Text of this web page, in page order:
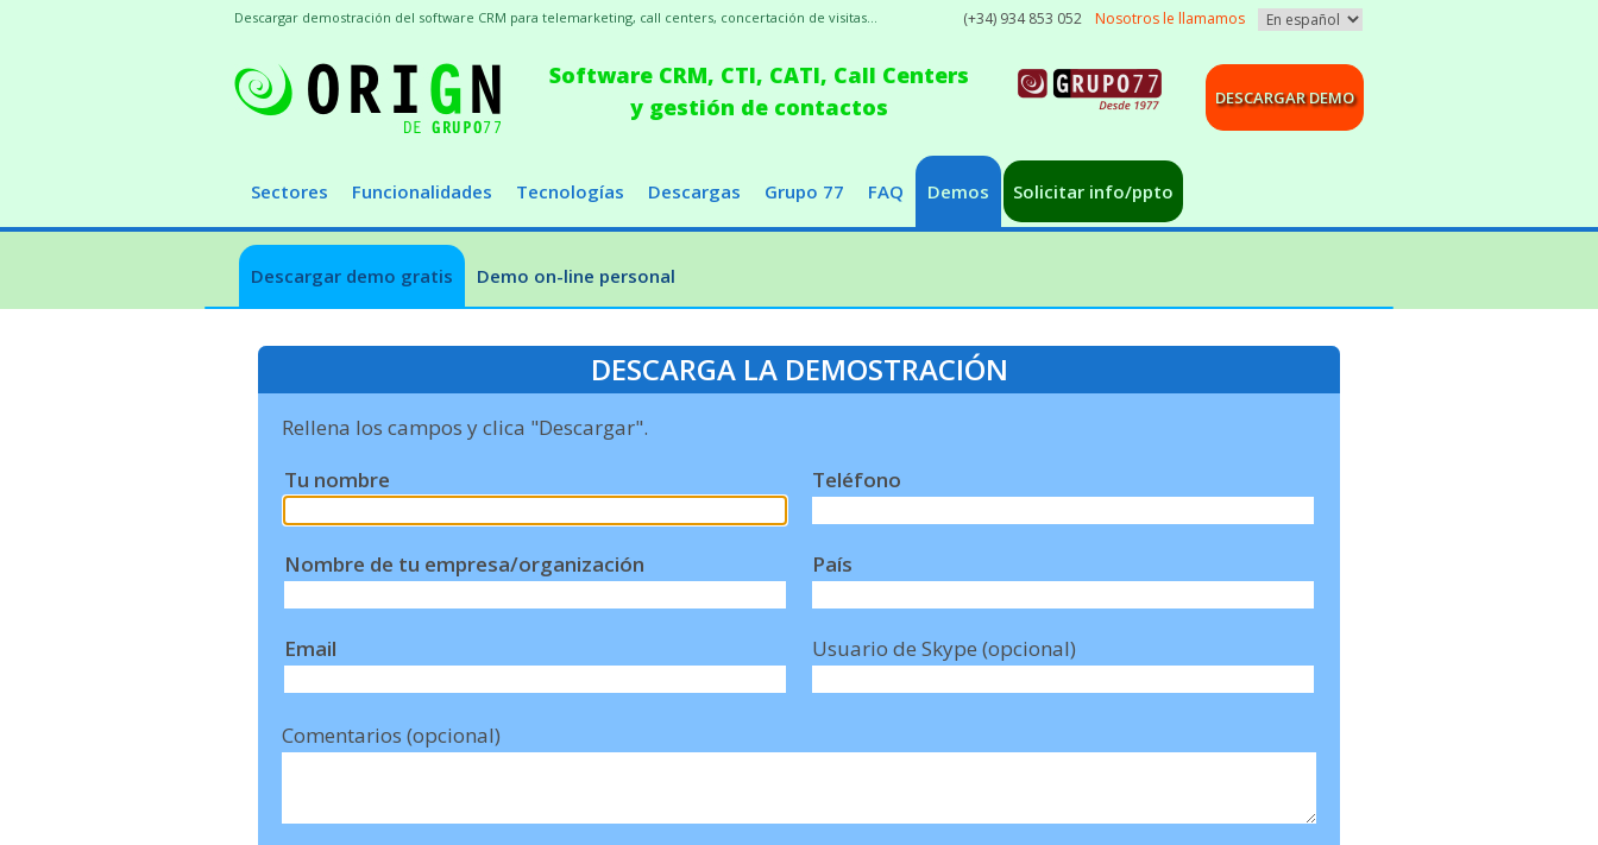
Software CRM, CTI, CATI, Call Centers
y gestión de contactos
(+34) 934 853 052 Nosotros le llamamos
DESCARGAR DEMO
Sectores Funcionalidades Tecnologías Descargas Grupo 77 FAQ Demos Solicitar info/ppto
Descargar demo gratis Demo on-line personal
Descargar demostración del software CRM para telemarketing, call centers, concertación de visitas...
DESCARGA LA DEMOSTRACIÓN
Rellena los campos y clica "Descargar".
Tu nombre
Nombre de tu empresa/organización
Email
Teléfono
País
Usuario de Skype (opcional)
Comentarios (opcional)